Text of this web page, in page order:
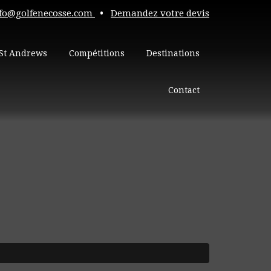
• Demandez votre devis
Andrews Compétitions Destinations
Contact